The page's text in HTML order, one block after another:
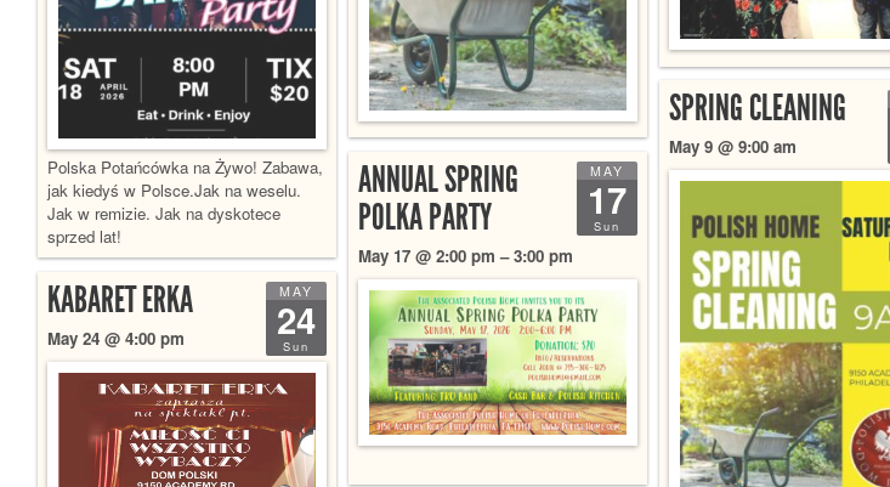
Polska Potańcówka na Żywo! Zabawa,
jak kiedyś w Polsce.Jak na weselu.
Jak w remizie. Jak na dyskotece
sprzed lat!
SPRING CLEANING
May 9 @ 9:00 am
MAY
17
Sun
ANNUAL SPRING
POLKA PARTY
May 17 @ 2:00 pm – 3:00 pm
MAY
24
Sun
KABARET ERKA
May 24 @ 4:00 pm